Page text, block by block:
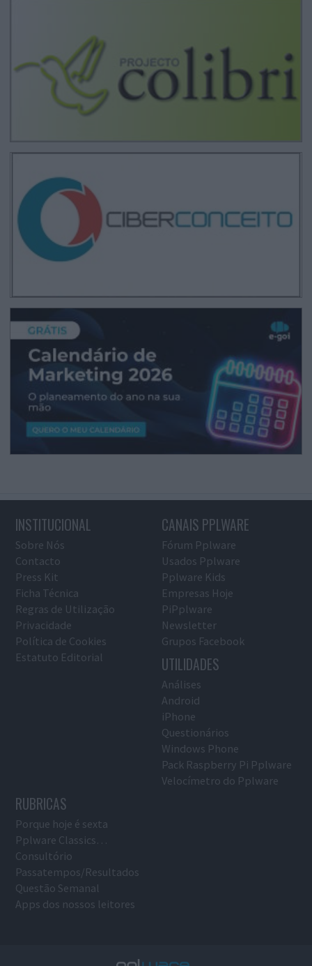
INSTITUCIONAL
Sobre Nós
Contacto
Press Kit
Ficha Técnica
Regras de Utilização
Privacidade
Política de Cookies
Estatuto Editorial
CANAIS PPLWARE
Fórum Pplware
Usados Pplware
Pplware Kids
Empresas Hoje
PiPplware
Newsletter
Grupos Facebook
UTILIDADES
Análises
Android
iPhone
Questionários
Windows Phone
Pack Raspberry Pi Pplware
Velocímetro do Pplware
RUBRICAS
Porque hoje é sexta
Pplware Classics…
Consultório
Passatempos/Resultados
Questão Semanal
Apps dos nossos leitores